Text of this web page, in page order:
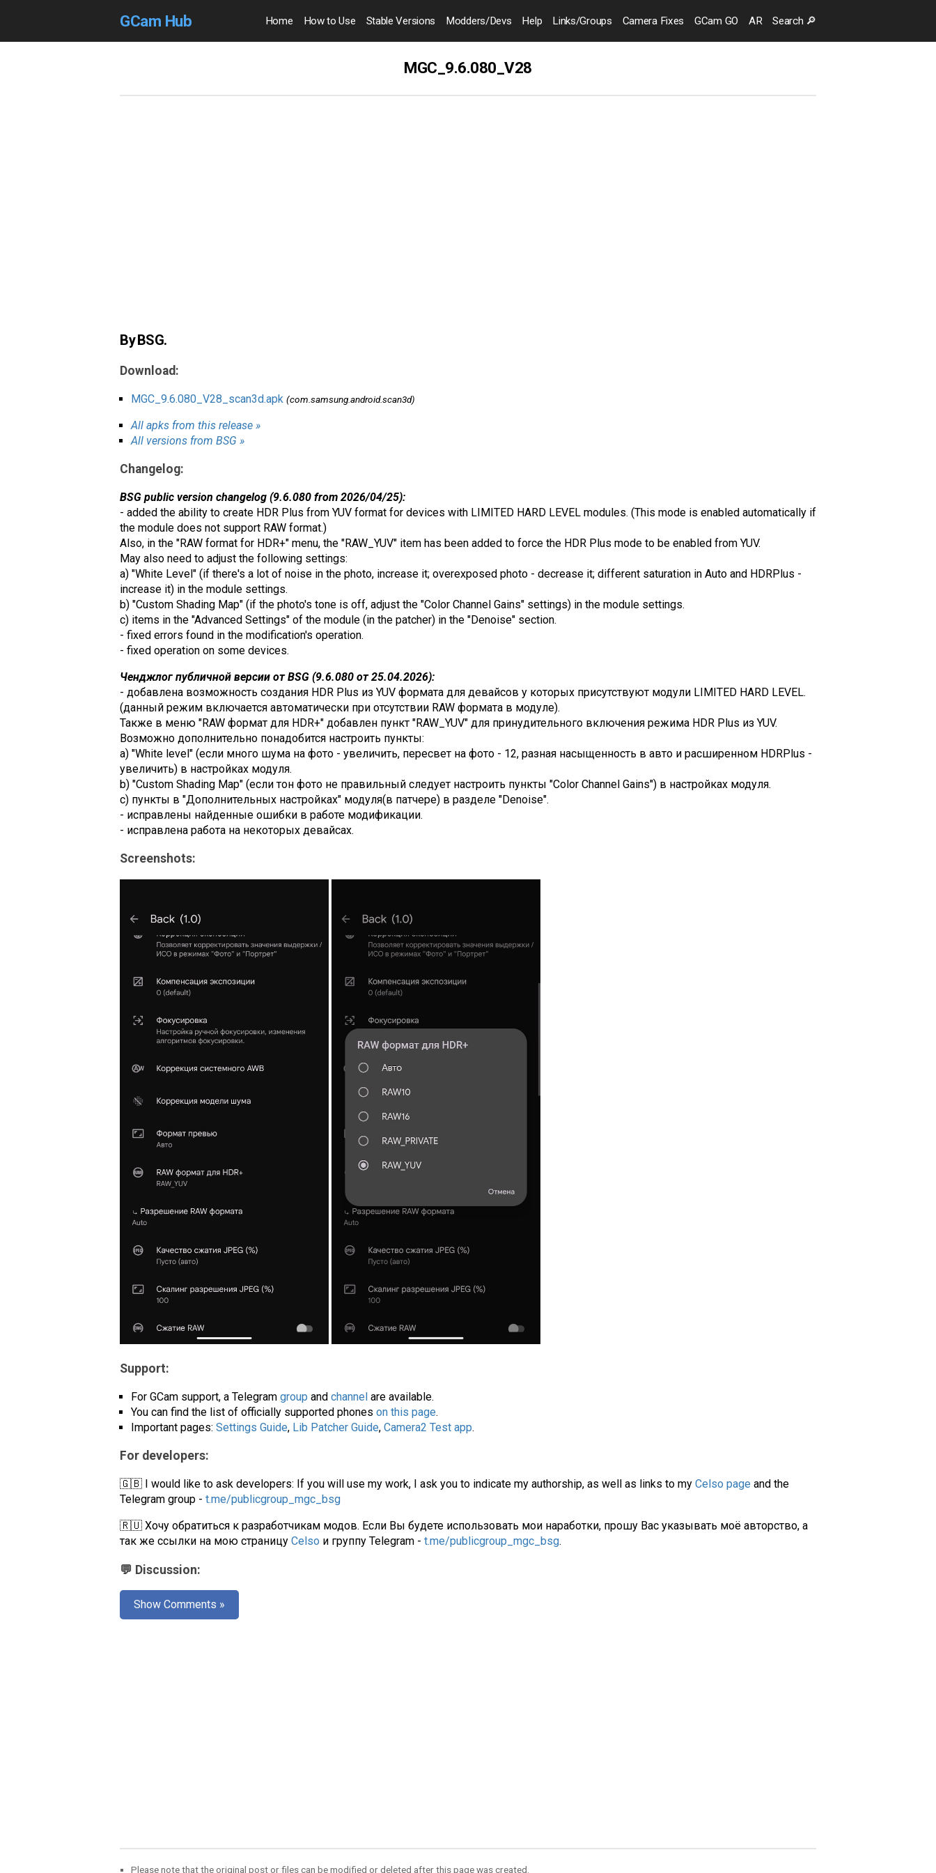
GCam Hub Home How to Use Stable Versions Modders/Devs Help Links/Groups Camera Fixes GCam GO AR Search 🔎
MGC_9.6.080_V28
By BSG.
Download:
MGC_9.6.080_V28_scan3d.apk (com.samsung.android.scan3d)
All apks from this release »
All versions from BSG »
Changelog:
BSG public version changelog (9.6.080 from 2026/04/25):
- added the ability to create HDR Plus from YUV format for devices with LIMITED HARD LEVEL modules. (This mode is enabled automatically if
the module does not support RAW format.)
Also, in the "RAW format for HDR+" menu, the "RAW_YUV" item has been added to force the HDR Plus mode to be enabled from YUV.
May also need to adjust the following settings:
a) "White Level" (if there's a lot of noise in the photo, increase it; overexposed photo - decrease it; different saturation in Auto and HDRPlus -
increase it) in the module settings.
b) "Custom Shading Map" (if the photo's tone is off, adjust the "Color Channel Gains" settings) in the module settings.
c) items in the "Advanced Settings" of the module (in the patcher) in the "Denoise" section.
- fixed errors found in the modification's operation.
- fixed operation on some devices.
Ченджлог публичной версии от BSG (9.6.080 от 25.04.2026):
- добавлена возможность создания HDR Plus из YUV формата для девайсов у которых присутствуют модули LIMITED HARD LEVEL.
(данный режим включается автоматически при отсутствии RAW формата в модуле).
Также в меню "RAW формат для HDR+" добавлен пункт "RAW_YUV" для принудительного включения режима HDR Plus из YUV.
Возможно дополнительно понадобится настроить пункты:
a) "White level" (если много шума на фото - увеличить, пересвет на фото - 12, разная насыщенность в авто и расширенном HDRPlus -
увеличить) в настройках модуля.
b) "Custom Shading Map" (если тон фото не правильный следует настроить пункты "Color Channel Gains") в настройках модуля.
c) пункты в "Дополнительных настройках" модуля(в патчере) в разделе "Denoise".
- исправлены найденные ошибки в работе модификации.
- исправлена работа на некоторых девайсах.
Screenshots:
Support:
For GCam support, a Telegram group and channel are available.
You can find the list of officially supported phones on this page.
Important pages: Settings Guide, Lib Patcher Guide, Camera2 Test app.
For developers:
🇬🇧 I would like to ask developers: If you will use my work, I ask you to indicate my authorship, as well as links to my Celso page and the
Telegram group - t.me/publicgroup_mgc_bsg
🇷🇺 Хочу обратиться к разработчикам модов. Если Вы будете использовать мои наработки, прошу Вас указывать моё авторство, а
так же ссылки на мою страницу Celso и группу Telegram - t.me/publicgroup_mgc_bsg.
💬 Discussion:
Show Comments »
Please note that the original post or files can be modified or deleted after this page was created.